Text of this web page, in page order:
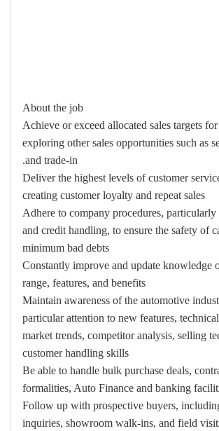
About the job
• Achieve or exceed allocated sales targets
exploring other sales opportunities such as
and trade-in.
• Deliver the highest levels of customer
creating customer loyalty and repeat sales
• Adhere to company procedures,
and credit handling, to ensure the safety of
minimum bad debts
• Constantly improve and update knowledge
range, features, and benefits
• Maintain awareness of the automotive
particular attention to new features,
market trends, competitor analysis, selling
customer handling skills
• Be able to handle bulk purchase deals,
formalities, Auto Finance and banking
• Follow up with prospective buyers,
inquiries, showroom walk-ins, and field